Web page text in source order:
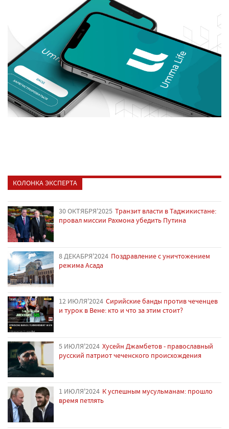
КОЛОНКА ЭКСПЕРТА
30 ОКТЯБРЯ'2025 Транзит власти в Таджикистане:
провал миссии Рахмона убедить Путина
8 ДЕКАБРЯ'2024 Поздравление с уничтожением
режима Асада
12 ИЮЛЯ'2024 Сирийские банды против чеченцев
и турок в Вене: кто и что за этим стоит?
5 ИЮЛЯ'2024 Хусейн Джамбетов - православный
русский патриот чеченского происхождения
1 ИЮЛЯ'2024 К успешным мусульманам: прошло
время петлять